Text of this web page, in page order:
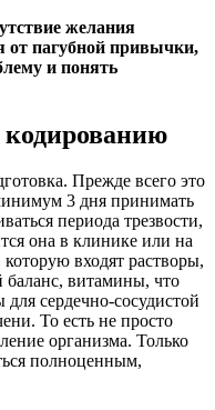
желания
от пагубной привычки,
и понять
кодированию
Прежде всего это
3 дня принимать
периода трезвости,
она в клинике или на
входят растворы,
витамины, что
сердечно-сосудистой
То есть не просто
организма. Только
полноценным,